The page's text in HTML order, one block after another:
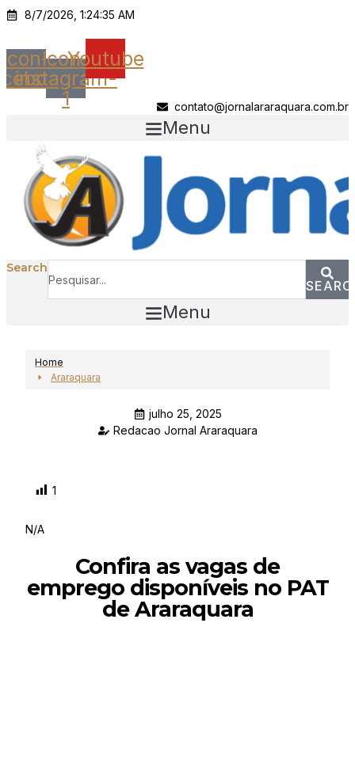
Ir
o
conteúdo
8/7/2026, 1:24:35 AM
Icon-Icon-
instagram-
1
Youtube
contato@jornalararaquara.com.br
Menu
Search
Menu
Home
Araraquara
julho 25, 2025
Redacao Jornal Araraquara
1
N/A
Confira as vagas de
emprego disponíveis no PAT
de Araraquara